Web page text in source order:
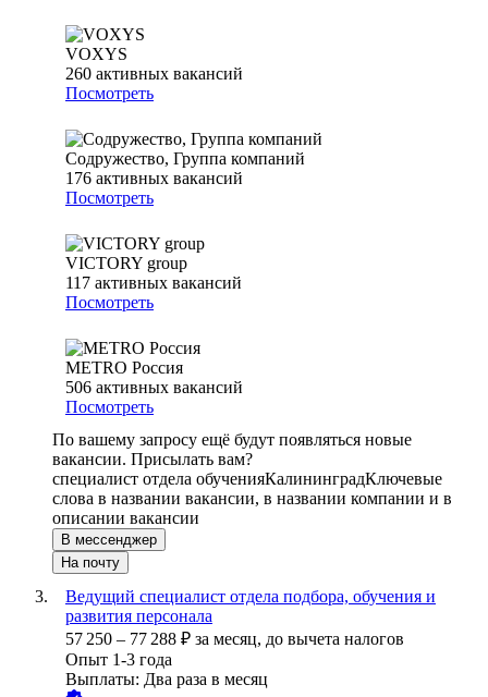
VOXYS
260 активных вакансий
Посмотреть
Содружество, Группа компаний
176 активных вакансий
Посмотреть
VICTORY group
117 активных вакансий
Посмотреть
METRO Россия
506 активных вакансий
Посмотреть
По вашему запросу ещё будут появляться новые
вакансии. Присылать вам?
специалист отдела обученияКалининградКлючевые
слова в названии вакансии, в названии компании и в
описании вакансии
В мессенджер
На почту
Ведущий специалист отдела подбора, обучения и
развития персонала
57 250 – 77 288 ₽ за месяц, до вычета налогов
Опыт 1-3 года
Выплаты: Два раза в месяц